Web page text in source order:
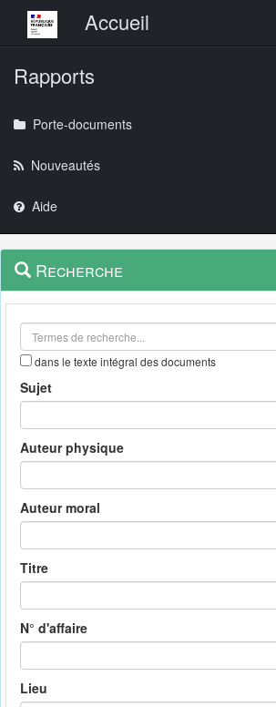
Menu principalAccueil
Rapports
Porte-documents
Nouveautés
Aide
Navigation
outils
Menu
contextuel
Recherche
dans le texte intégral des documents
Sujet
Auteur physique
Auteur moral
Titre
N° d'affaire
Lieu